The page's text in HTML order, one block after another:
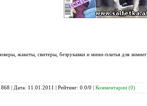
жакеты, свитеры, безрукавки и мини-платья для
| Дата: 11.01.2011 | Рейтинг: 0.0/0 | Комментарии (0)